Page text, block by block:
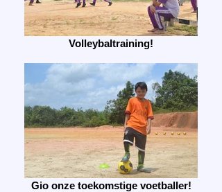
Volleybaltraining!
Gio onze toekomstige voetballer!